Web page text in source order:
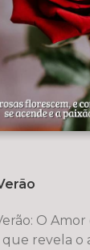
O Amor e a
revela o